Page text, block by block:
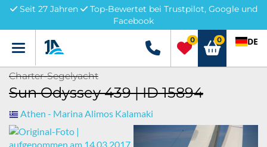
Seit 27 Jahren
Top-Bewertet bei Trustpilot, Google und
Facebook
Menü +49 5741 3222690
0 0 DE
Charter-Segelyacht
Sun Odyssey 439 | ID 15894
Athen - Marina Alimos Kalamaki